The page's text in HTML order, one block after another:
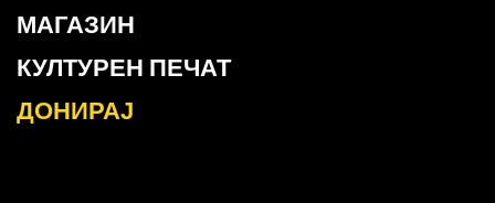
МАГАЗИН
КУЛТУРЕН ПЕЧАТ
ДОНИРАЈ